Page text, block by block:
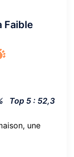
Faible
Top 5: 52,3
une